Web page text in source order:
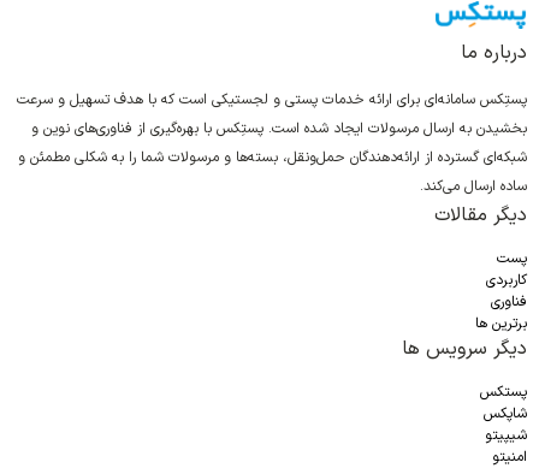
درباره ما
پستِکس سامانه‌ای برای ارائه خدمات پستی و لجستیکی است که با هدف تسهیل و سرعت
بخشیدن به ارسال مرسولات ایجاد شده است. پستِکس با بهره‌گیری از فناوری‌های نوین و
شبکه‌ای گسترده از ارائه‌دهندگان حمل‌ونقل، بسته‌ها و مرسولات شما را به شکلی مطمئن و
ساده ارسال می‌کند.
دیگر مقالات
پست
کاربردی
فناوری
برترین ها
دیگر سرویس ها
پستکس
شاپکس
شیپیتو
امنیتو